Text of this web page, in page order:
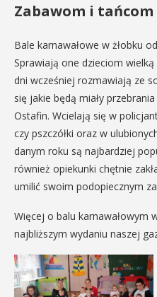
Zabawom i tańcom
Bale karnawałowe w żłobku
Sprawiają one dzieciom
dni wcześniej rozmawiają ze
się jakie będą miały
Ostafin. Wcielają się w
czy pszczółki oraz w
danym roku są najbardziej
również opiekunki chętnie
umilić swoim podopiecznym
Więcej o balu karnawałowym
najbliższym wydaniu naszej